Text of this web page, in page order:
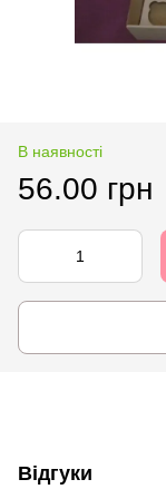
В наявності
56.00 грн
Відгуки